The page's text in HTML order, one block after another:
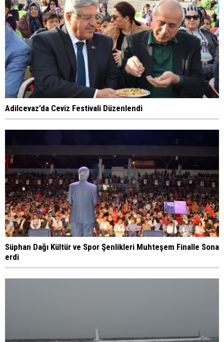
Adilcevaz’da Ceviz Festivali Düzenlendi
Süphan Dağı Kültür ve Spor Şenlikleri Muhteşem Finalle Sona
erdi